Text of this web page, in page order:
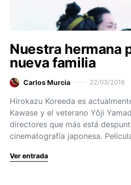
Nuestra hermana
nueva familia
Carlos Murcia 22/03/2016
Hirokazu Koreeda es
Kawase y el veterano Yôji
directores que más está
cinematografía japonesa.
Ver entrada